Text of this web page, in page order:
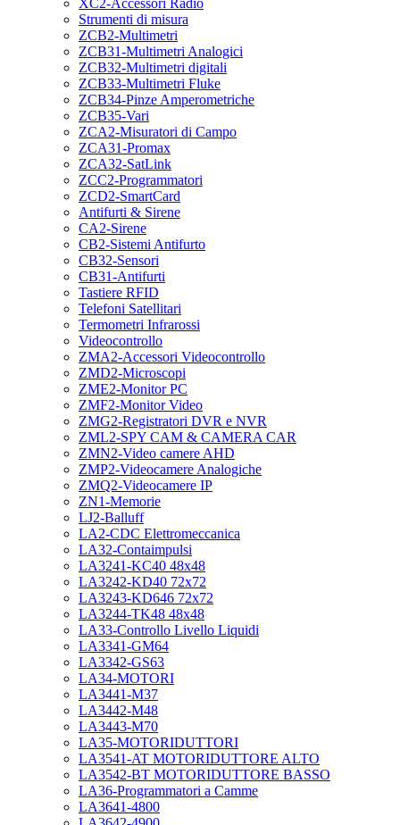
XC2-Accessori Radio
Strumenti di misura
ZCB2-Multimetri
ZCB31-Multimetri Analogici
ZCB32-Multimetri digitali
ZCB33-Multimetri Fluke
ZCB34-Pinze Amperometriche
ZCB35-Vari
ZCA2-Misuratori di Campo
ZCA31-Promax
ZCA32-SatLink
ZCC2-Programmatori
ZCD2-SmartCard
Antifurti & Sirene
CA2-Sirene
CB2-Sistemi Antifurto
CB32-Sensori
CB31-Antifurti
Tastiere RFID
Telefoni Satellitari
Termometri Infrarossi
Videocontrollo
ZMA2-Accessori Videocontrollo
ZMD2-Microscopi
ZME2-Monitor PC
ZMF2-Monitor Video
ZMG2-Registratori DVR e NVR
ZML2-SPY CAM & CAMERA CAR
ZMN2-Video camere AHD
ZMP2-Videocamere Analogiche
ZMQ2-Videocamere IP
ZN1-Memorie
LJ2-Balluff
LA2-CDC Elettromeccanica
LA32-Contaimpulsi
LA3241-KC40 48x48
LA3242-KD40 72x72
LA3243-KD646 72x72
LA3244-TK48 48x48
LA33-Controllo Livello Liquidi
LA3341-GM64
LA3342-GS63
LA34-MOTORI
LA3441-M37
LA3442-M48
LA3443-M70
LA35-MOTORIDUTTORI
LA3541-AT MOTORIDUTTORE ALTO
LA3542-BT MOTORIDUTTORE BASSO
LA36-Programmatori a Camme
LA3641-4800